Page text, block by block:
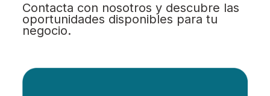
Contacta con nosotros y descubre las
oportunidades disponibles para tu
negocio.